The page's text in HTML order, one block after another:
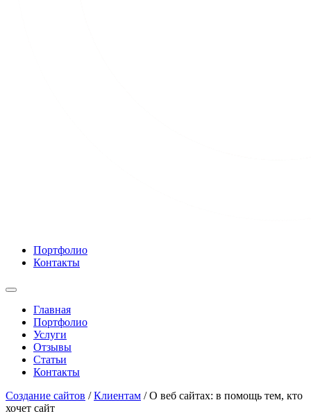
Портфолио
Контакты
Главная
Портфолио
Услуги
Отзывы
Статьи
Контакты
Cоздание сайтов / Клиентам /О веб сайтах: в помощь тем, кто
хочет сайт